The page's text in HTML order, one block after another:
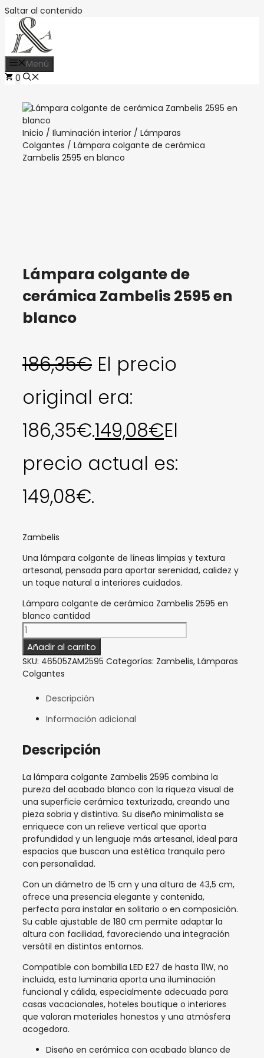
Saltar al contenido
Menú
0
Inicio / Iluminación interior / Lámparas
Colgantes / Lámpara colgante de cerámica
Zambelis 2595 en blanco
Lámpara colgante de
cerámica Zambelis 2595 en
blanco
186,35€ El precio
original era:
186,35€.149,08€El
precio actual es:
149,08€.
Zambelis
Una lámpara colgante de líneas limpias y textura
artesanal, pensada para aportar serenidad, calidez y
un toque natural a interiores cuidados.
Lámpara colgante de cerámica Zambelis 2595 en
blanco cantidad
Añadir al carrito
SKU: 46505ZAM2595 Categorías: Zambelis, Lámparas
Colgantes
Descripción
Información adicional
Descripción
La lámpara colgante Zambelis 2595 combina la
pureza del acabado blanco con la riqueza visual de
una superficie cerámica texturizada, creando una
pieza sobria y distintiva. Su diseño minimalista se
enriquece con un relieve vertical que aporta
profundidad y un lenguaje más artesanal, ideal para
espacios que buscan una estética tranquila pero
con personalidad.
Con un diámetro de 15 cm y una altura de 43,5 cm,
ofrece una presencia elegante y contenida,
perfecta para instalar en solitario o en composición.
Su cable ajustable de 180 cm permite adaptar la
altura con facilidad, favoreciendo una integración
versátil en distintos entornos.
Compatible con bombilla LED E27 de hasta 11W, no
incluida, esta luminaria aporta una iluminación
funcional y cálida, especialmente adecuada para
casas vacacionales, hoteles boutique o interiores
que valoran materiales honestos y una atmósfera
acogedora.
Diseño en cerámica con acabado blanco de